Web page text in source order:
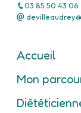
03 85 50 43 06
Accueil
Mon